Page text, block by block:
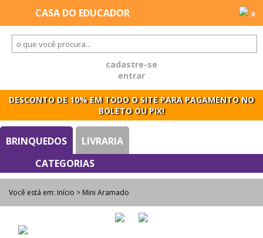
0
cadastre-se
entrar
DESCONTO DE 10% EM TODO O SITE PARA PAGAMENTO NO
BOLETO OU PIX!
BRINQUEDOS LIVRARIA
Você está em: Início > Mini Aramado